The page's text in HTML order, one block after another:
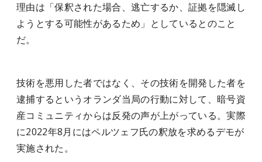
理由は「保釈された場合、逃亡するか、証拠を隠滅し
ようとする可能性があるため」としているとのこと
だ。
技術を悪用した者ではなく、その技術を開発した者を
逮捕するというオランダ当局の行動に対して、暗号資
産コミュニティからは反発の声が上がっている。実際
に2022年8月にはペルツェフ氏の釈放を求めるデモが
実施された。